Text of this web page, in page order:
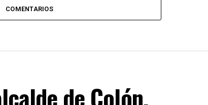
COMENTARIOS
de Colón,